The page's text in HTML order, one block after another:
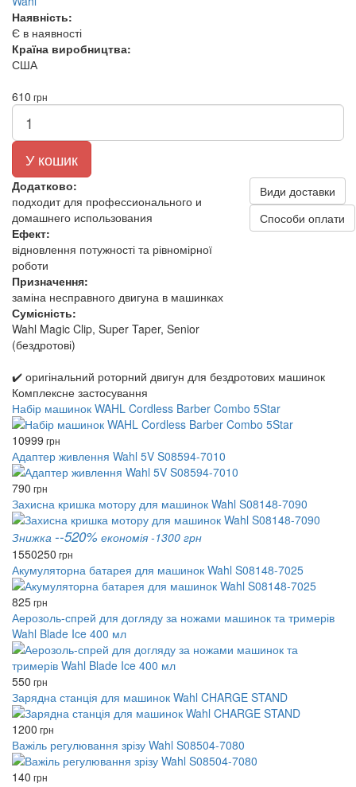
Наявність:
Є в наявності
Країна виробництва:
США
610 грн
У кошик
Додатково:
подходит для профессионального и
домашнего использования
Ефект:
відновлення потужності та рівномірної
роботи
Призначення:
заміна несправного двигуна в машинках
Сумісність:
Wahl Magic Clip, Super Taper, Senior
(бездротові)
Види доставки
Способи оплати
✔️ оригінальний роторний двигун для бездротових машинок
Комплексне застосування
Набір машинок WAHL Cordless Barber Combo 5Star
10999 грн
Адаптер живлення Wahl 5V S08594-7010
790 грн
Захисна кришка мотору для машинок Wahl S08148-7090
Знижка --520% економія -1300 грн
1550250 грн
Акумуляторна батарея для машинок Wahl S08148-7025
825грн
Аерозоль-спрей для догляду за ножами машинок та тримерів
Wahl Blade Ice 400 мл
550 грн
Зарядна станція для машинок Wahl CHARGE STAND
1200 грн
Важіль регулювання зрізу Wahl S08504-7080
140 грн